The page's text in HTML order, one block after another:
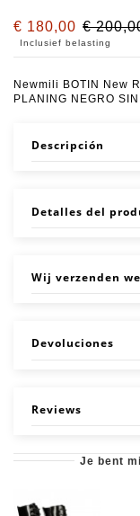
€ 180,00 €
Inclusief belasting
Newmili BOTIN New
PLANING NEGRO SIN
Descripción
Detalles del
Wij verzenden
Devoluciones
Reviews
Je bent